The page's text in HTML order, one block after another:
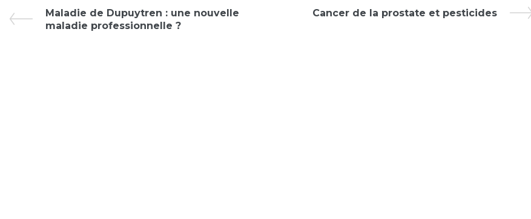
Maladie de Dupuytren : une nouvelle
maladie professionnelle ?
Cancer de la prostate et pesticides